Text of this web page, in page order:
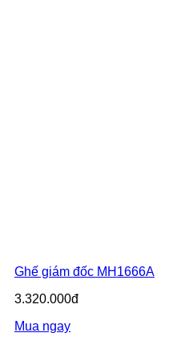
Ghế giám đốc MH1666A
3.320.000đ
Mua ngay